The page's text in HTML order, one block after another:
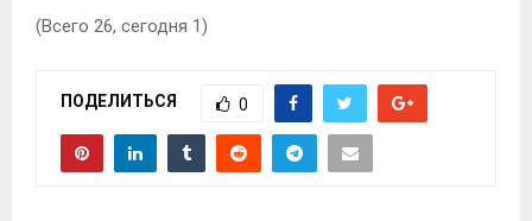
(Всего 26, сегодня 1)
ПОДЕЛИТЬСЯ 0